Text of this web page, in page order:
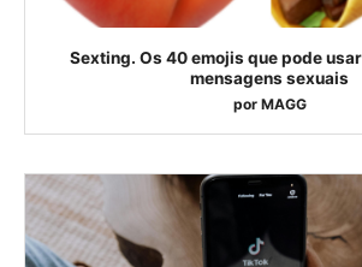
Sexting. Os 40 emojis que pode
mensagens sexuais
por MAGG